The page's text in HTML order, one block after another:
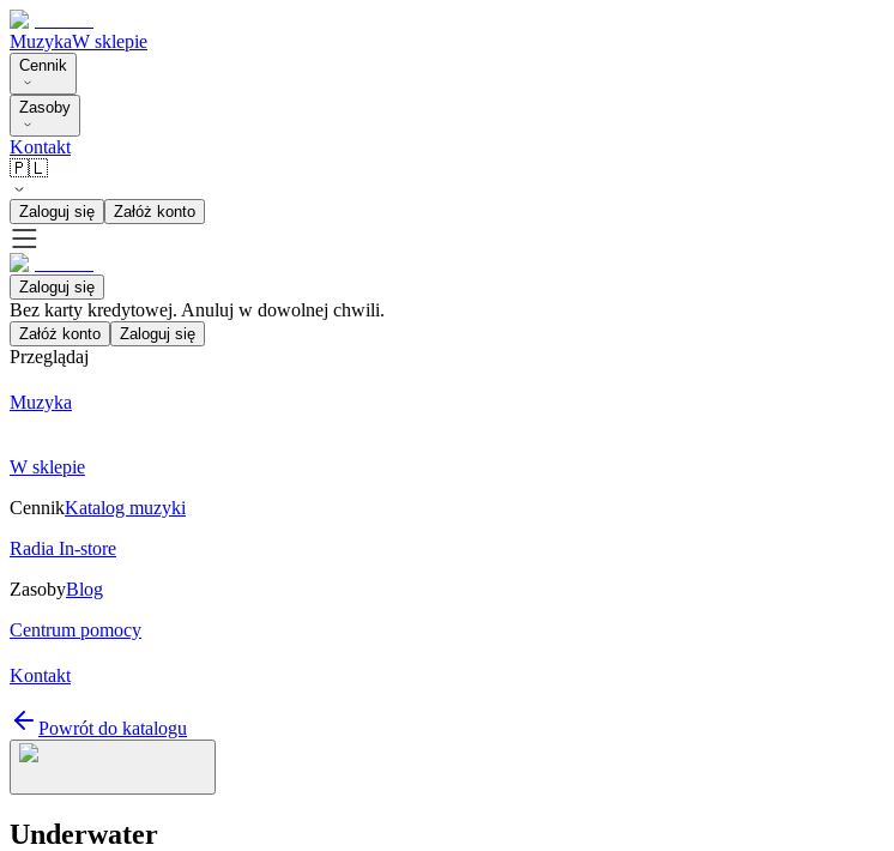
MuzykaW sklepie
Cennik
Zasoby
Kontakt
🇵🇱
Zaloguj się Załóż konto
Zaloguj się
Bez karty kredytowej. Anuluj w dowolnej chwili.
Załóż konto Zaloguj się
Przeglądaj
Muzyka
W sklepie
CennikKatalog muzyki
Radia In-store
ZasobyBlog
Centrum pomocy
Kontakt
Powrót do katalogu
Underwater